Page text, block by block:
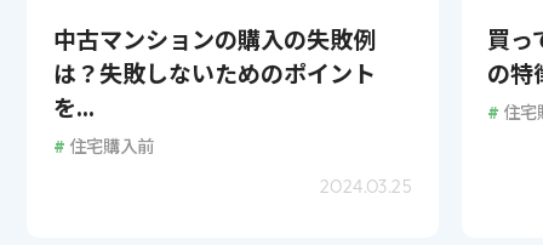
中古マンションの購入の失敗例
は？失敗しないためのポイント
を...
# 住宅購入前
2024.03.25
買っ
の特
# 住宅